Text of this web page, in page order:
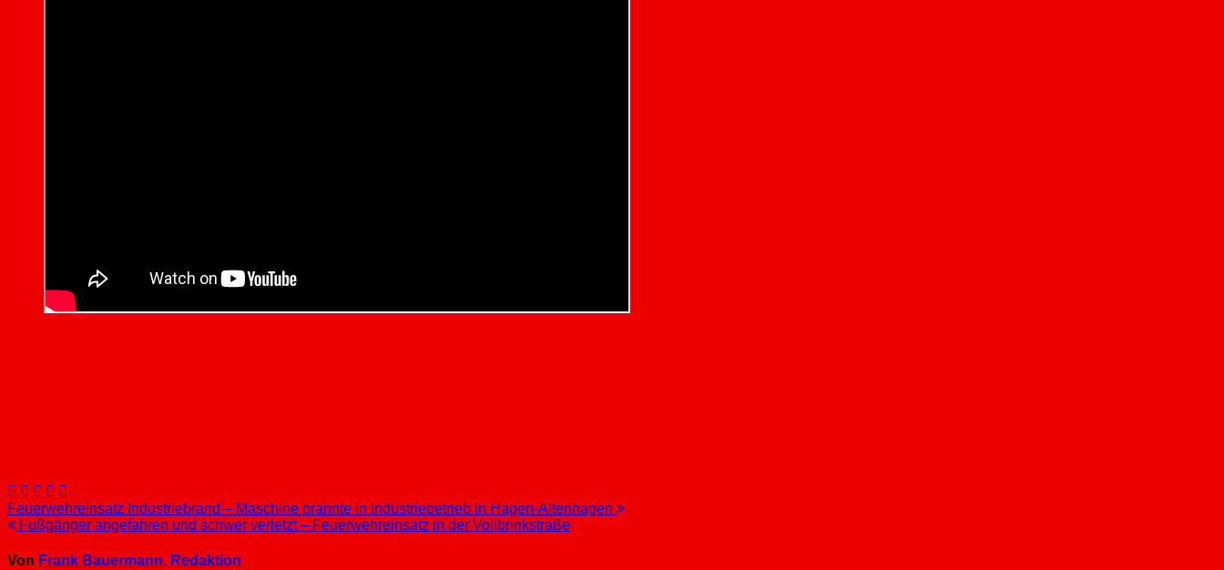
Beitragsnavigation
Feuerwehreinsatz Industriebrand – Maschine brannte in Industriebetrieb in Hagen-Altenhagen
Fußgänger angefahren und schwer verletzt – Feuerwehreinsatz in der Vollbrinkstraße
Von Frank Bauermann, Redaktion